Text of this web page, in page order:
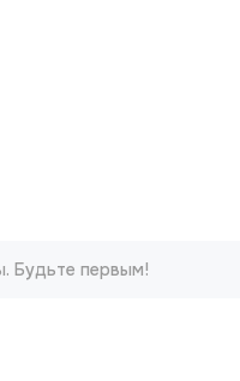
Будьте первым!